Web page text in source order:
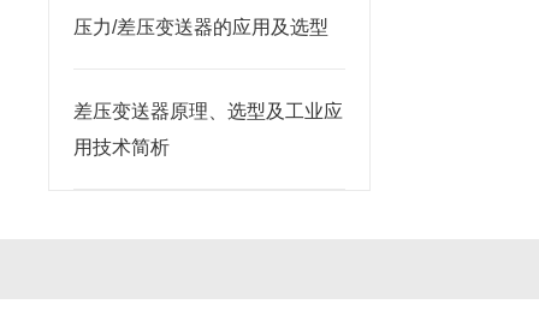
压力/差压变送器的应用及选型
差压变送器原理、选型及工业应
用技术简析